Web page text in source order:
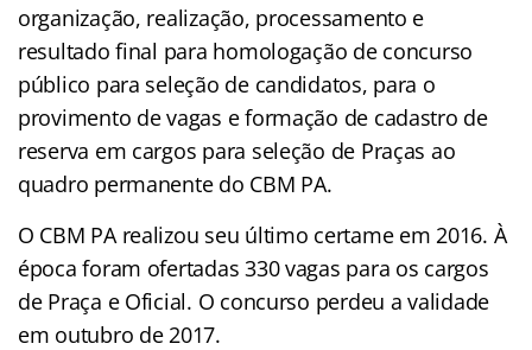
organização, realização, processamento e
resultado final para homologação de concurso
público para seleção de candidatos, para o
provimento de vagas e formação de cadastro de
reserva em cargos para seleção de Praças ao
quadro permanente do CBM PA.
O CBM PA realizou seu último certame em 2016. À
época foram ofertadas 330 vagas para os cargos
de Praça e Oficial. O concurso perdeu a validade
em outubro de 2017.